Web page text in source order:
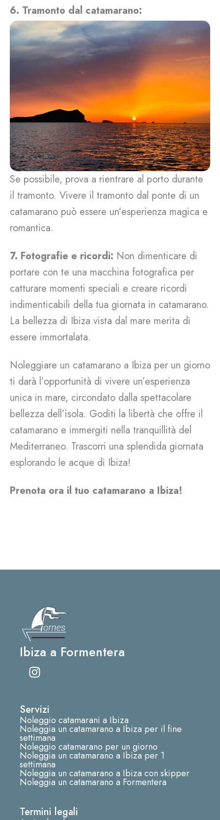
6. Tramonto dal catamarano:
Se possibile, prova a rientrare al porto durante
il tramonto. Vivere il tramonto dal ponte di un
catamarano può essere un’esperienza magica e
romantica.
7. Fotografie e ricordi: Non dimenticare di
portare con te una macchina fotografica per
catturare momenti speciali e creare ricordi
indimenticabili della tua giornata in catamarano.
La bellezza di Ibiza vista dal mare merita di
essere immortalata.
Noleggiare un catamarano a Ibiza per un giorno
ti darà l’opportunità di vivere un’esperienza
unica in mare, circondato dalla spettacolare
bellezza dell’isola. Goditi la libertà che offre il
catamarano e immergiti nella tranquillità del
Mediterraneo. Trascorri una splendida giornata
esplorando le acque di Ibiza!
Prenota ora il tuo catamarano a Ibiza!
Ibiza a Formentera
I
n
a
g
r
a
m
Servizi
Noleggio catamarani a Ibiza
Noleggia un catamarano a Ibiza per il fine
settimana
Noleggio catamarano per un giorno
Noleggia un catamarano a Ibiza per 1
settimana
Noleggia un catamarano a Ibiza con skipper
Noleggia un catamarano a Formentera
Termini legali